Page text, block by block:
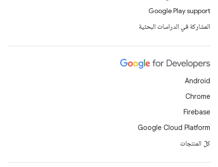
Google Play support
المشاركة في الدراسات البحثية
Android
Chrome
Firebase
Google Cloud Platform
كلّ المنتجات